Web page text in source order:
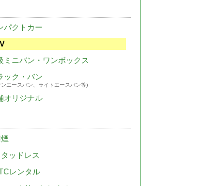
パクトカー
ミニバン・ワンボックス
ック・バン
エースバン、ライトエースバン等)
オリジナル
ッドレス
レンタル